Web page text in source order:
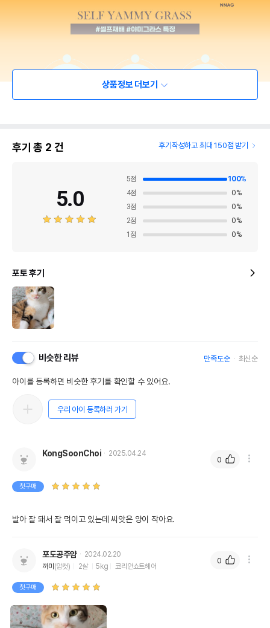
상품정보 더보기
후기 총 2 건 후기작성하고 최대 150점 받기
5.0
5점 100%
4점 0%
3점 0%
2점 0%
1 점 0%
포토 후기
비슷한 리뷰 만족도순 최신순
아이를 등록하면 비슷한 후기를 확인할 수 있어요.
우리 아이 등록하러 가기
KongSoonChoi 2025.04.24
첫구매
발아 잘 돼서 잘 먹이고 있는데 씨앗은 양이 작아요.
0
포도공주얌
2024.02.20
까미 (암컷) 2살 5kg 코리안쇼트헤어
첫구매
0